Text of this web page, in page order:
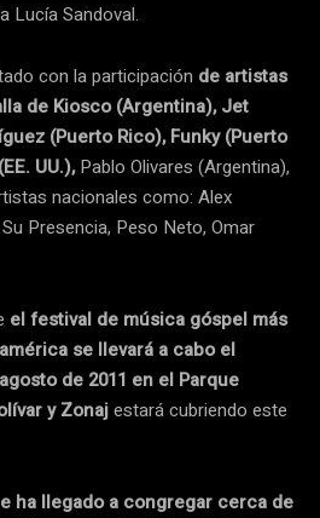
Lucía Sandoval.
con la participación de artistas
de Kiosco (Argentina), Jet
(Puerto Rico), Funky (Puerto
UU.),Pablo Olivares (Argentina),
nacionales como: Alex
Presencia, Peso Neto, Omar
el festival de música góspel más
se llevará a cabo el
de 2011 en el Parque
y Zonajestará cubriendo este
ha llegado a congregar cerca de